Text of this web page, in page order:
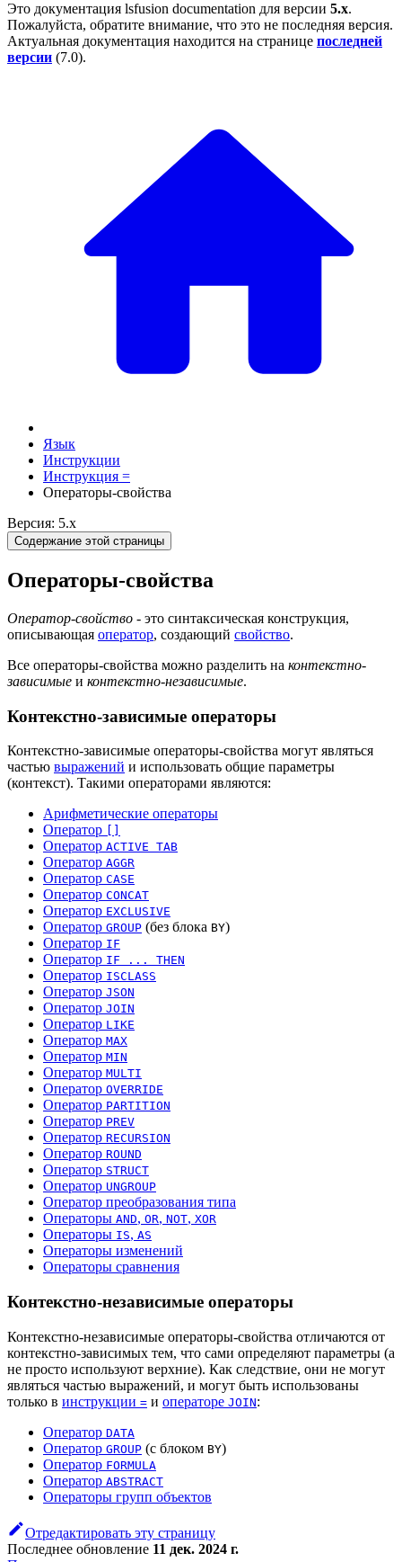
Это документация lsfusion documentation для версии 5.x.
Пожалуйста, обратите внимание, что это не последняя версия.
Актуальная документация находится на странице последней
версии (7.0).
Язык
Инструкции
Инструкция =
Операторы-свойства
Версия: 5.x
Содержание этой страницы
Операторы-свойства
Оператор-свойство - это синтаксическая конструкция,
описывающая оператор, создающий свойство.
Все операторы-свойства можно разделить на контекстно-
зависимые и контекстно-независимые.
Контекстно-зависимые операторы
Контекстно-зависимые операторы-свойства могут являться
частью выражений и использовать общие параметры
(контекст). Такими операторами являются:
Арифметические операторы
Оператор
Оператор ACTIVE TAB
Оператор AGGR
Оператор CASE
Оператор CONCAT
Оператор EXCLUSIVE
Оператор GROUP (без блока BY)
Оператор IF
Оператор IF ... THEN
Оператор ISCLASS
Оператор JSON
Оператор JOIN
Оператор LIKE
Оператор MAX
Оператор MIN
Оператор MULTI
Оператор OVERRIDE
Оператор PARTITION
Оператор PREV
Оператор RECURSION
Оператор ROUND
Оператор STRUCT
Оператор UNGROUP
Оператор преобразования типа
Операторы AND, OR, NOT, XOR
Операторы IS, AS
Операторы изменений
Операторы сравнения
Контекстно-независимые операторы
Контекстно-независимые операторы-свойства отличаются от
контекстно-зависимых тем, что сами определяют параметры (а
не просто используют верхние). Как следствие, они не могут
являться частью выражений, и могут быть использованы
только в инструкции = и операторе JOIN:
Оператор DATA
Оператор GROUP (с блоком BY)
Оператор FORMULA
Оператор ABSTRACT
Операторы групп объектов
Отредактировать эту страницу
Последнее обновление 11 дек. 2024 г.